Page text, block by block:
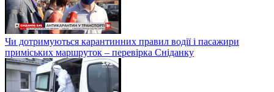
Чи дотримуються карантинних правил водії і пасажири
приміських маршруток – перевірка Сніданку